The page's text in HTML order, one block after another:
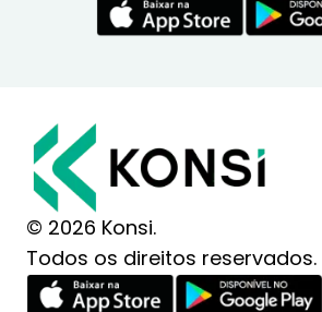
© 2026 Konsi.
Todos os direitos reservados.